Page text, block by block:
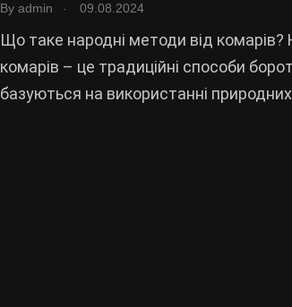
By admin 09.08.2024
Що таке народні методи від комарів?
комарів – це традиційні способи
базуються на використанні